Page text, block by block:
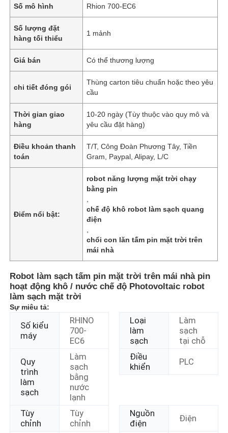
Số mô hình Rhion 700-EC6
Số lượng đặt
hàng tối thiểu
1 mảnh
Giá bán Có thể thương lượng
chi tiết đóng gói
Thùng carton tiêu chuẩn hoặc theo yêu
cầu
Thời gian giao
hàng
10-20 ngày (Tùy thuộc vào quy mô và
yêu cầu đặt hàng)
Điều khoản thanh
toán
T/T, Công Đoàn Phương Tây, Tiền
Gram, Paypal, Alipay, L/C
Điểm nổi bật:
robot năng lượng mặt trời chạy
bằng pin
chế độ khô robot làm sạch quang
điện
chổi con lăn tấm pin mặt trời trên
mái nhà
Robot làm sạch tấm pin mặt trời trên mái nhà pin
hoạt động khô / nước chế độ Photovoltaic robot
làm sạch mặt trời
Sự miêu tả:
Số kiểu
máy
RHINO
700-
EC6
Loại
làm
sạch
Làm
sạch
tại chỗ
Quy
trình
làm
sạch
Làm
sạch
bằng
nước
lạnh
Điều
khiển
PLC
Tùy
chỉnh
Tùy
chỉnh
Nguồn
điện
Điện